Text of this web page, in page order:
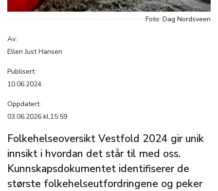
Foto: Dag Nordsveen
Av:
Ellen Just Hansen
Publisert:
10.06.2024
Oppdatert:
03.06.2026 kl.15:59
Folkehelseoversikt Vestfold 2024 gir unik
innsikt i hvordan det står til med oss.
Kunnskapsdokumentet identifiserer de
største folkehelseutfordringene og peker